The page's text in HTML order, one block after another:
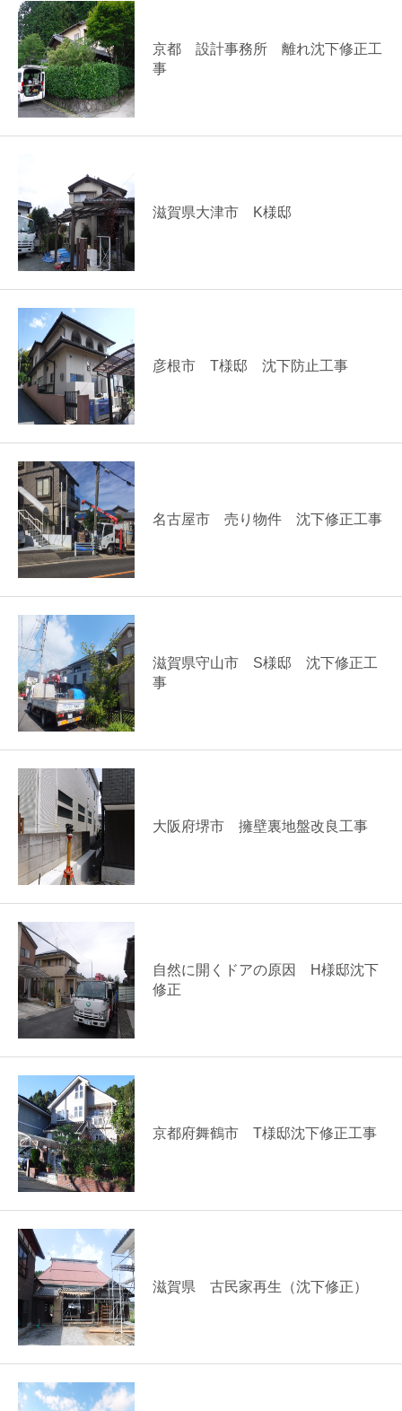
京都 設計事務所 離れ沈下修正工
事
滋賀県大津市 K様邸
彦根市 T様邸 沈下防止工事
名古屋市 売り物件 沈下修正工事
滋賀県守山市 S様邸 沈下修正工
事
大阪府堺市 擁壁裏地盤改良工事
自然に開くドアの原因 H様邸沈下
修正
京都府舞鶴市 T様邸沈下修正工事
滋賀県 古民家再生（沈下修正）